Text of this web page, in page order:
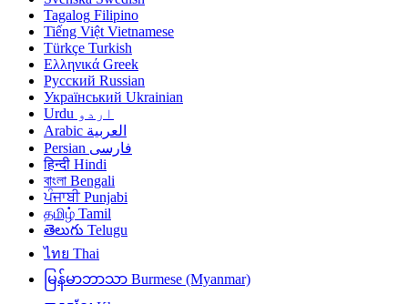
Tagalog Filipino
Tiếng Việt Vietnamese
Türkçe Turkish
Ελληνικά Greek
Русский Russian
Український Ukrainian
اردو Urdu
العربية Arabic
فارسی Persian
हिन्दी Hindi
বাংলা Bengali
ਪੰਜਾਬੀ Punjabi
தமிழ் Tamil
తెలుగు Telugu
ไทย Thai
မြန်မာဘာသာ Burmese (Myanmar)